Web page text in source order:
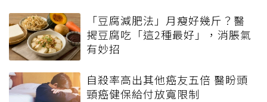
「豆腐減肥法」月瘦好幾斤？醫
揭豆腐吃「這2種最好」，消脹氣
有妙招
自殺率高出其他癌友五倍 醫盼頭
頸癌健保給付放寬限制